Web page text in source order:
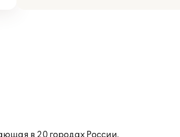
в 20 городах России.